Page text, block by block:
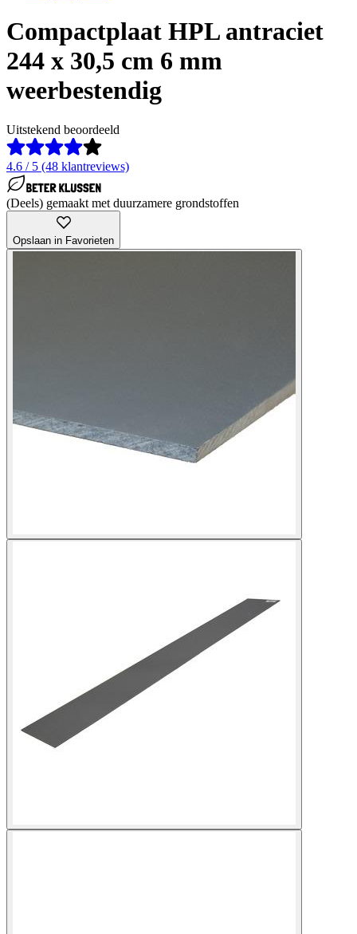
Compactplaat HPL antraciet
244 x 30,5 cm 6 mm
weerbestendig
Uitstekend beoordeeld
4.6 / 5 (48 klantreviews)
(Deels) gemaakt met duurzamere grondstoffen
Opslaan in Favorieten